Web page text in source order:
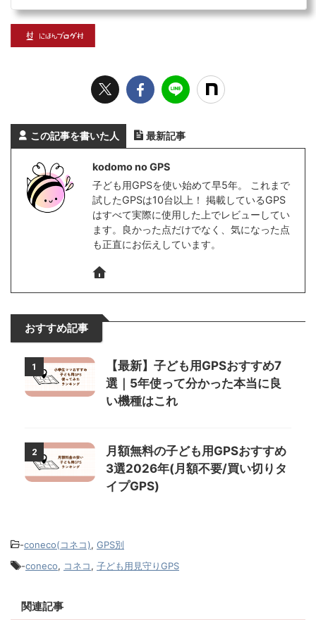
機能）なら...
この記事を書いた人 最新記事
kodomo no GPS
子ども用GPSを使い始めて早5年。 これまで
試したGPSは10台以上！ 掲載しているGPS
はすべて実際に使用した上でレビューしてい
ます。良かった点だけでなく、気になった点
も正直にお伝えしています。
おすすめ記事
1
【最新】子ども用GPSおすすめ7
選｜5年使って分かった本当に良
い機種はこれ
2
月額無料の子ども用GPSおすすめ
3選2026年(月額不要/買い切りタ
イプGPS)
-coneco(コネコ), GPS別
-coneco, コネコ, 子ども用見守りGPS
関連記事